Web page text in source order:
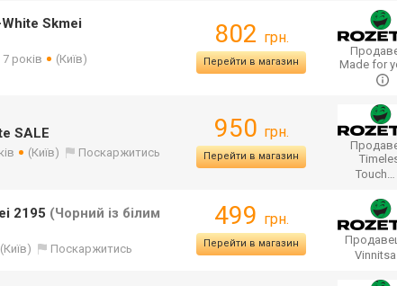
Skmei
років
(Київ)
802 грн.
Перейти в магазин
Made for
SALE
(Київ) Поскаржитись
950 грн.
Перейти в магазин
Touch…
2195 (Чорний із білим
(Київ) Поскаржитись
499 грн.
Перейти в магазин